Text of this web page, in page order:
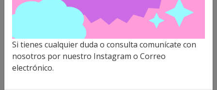
Si tienes cualquier duda o consulta comunícate con
nosotros por nuestro Instagram o Correo
electrónico.